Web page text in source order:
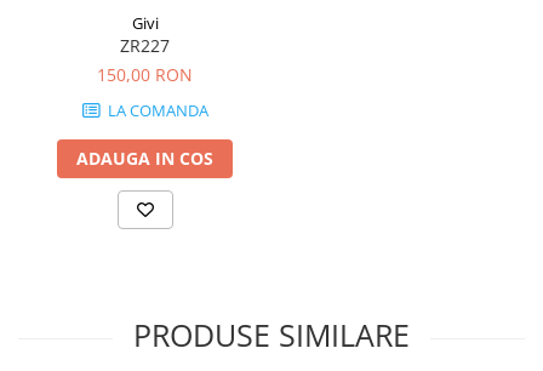
Givi
ZR227
150,00 RON
LA COMANDA
ADAUGA IN COS
PRODUSE SIMILARE